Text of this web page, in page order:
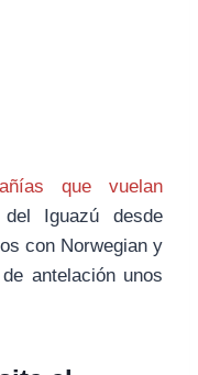
que vuelan
Iguazú desde
con Norwegian y
antelación unos